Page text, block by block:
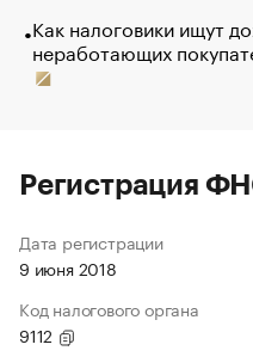
Как налоговики ищут
неработающих
Регистрация
Дата регистрации
9 июня 2018
Код налогового органа
9112